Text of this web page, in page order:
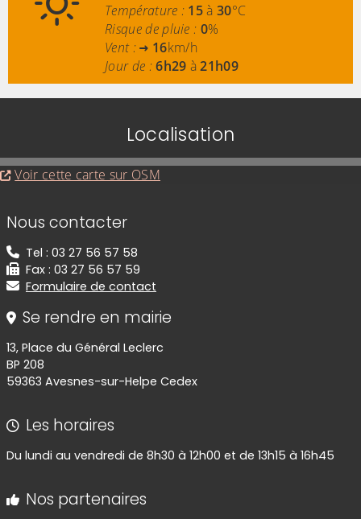
Température : 15à30°C
Risque de pluie : 0%
Vent :
16km/h
Jour de :6h29 à21h09
Localisation
Evitez la carte interactive ci-après et aller au
Voir cette carte sur OSM
Informations de contact
Nous contacter
Tel : 03 27 56 57 58
Fax : 03 27 56 57 59
Formulaire de contact
Se rendre en mairie
13, Place du Général Leclerc
BP 208
59363 Avesnes-sur-Helpe Cedex
Les horaires
Du lundi au vendredi de 8h30 à 12h00 et de 13h15 à 16h45
Nos partenaires